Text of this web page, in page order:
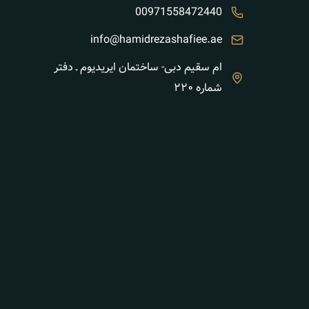
00971558472440
info@hamidrezashafiee.ae
ام سقیم دبی- ساختمان ایریدیوم ـ دفتر
شماره ۲۲۰